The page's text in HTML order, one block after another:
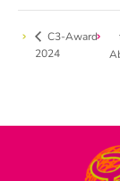
C3-Award
2024